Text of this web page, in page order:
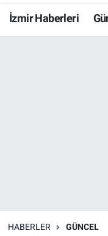
İzmir Haberleri
HABERLER GÜNCEL
Resmi İlanlar